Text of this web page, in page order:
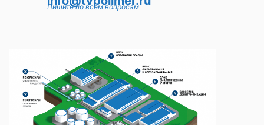
Пишите по всем вопросам